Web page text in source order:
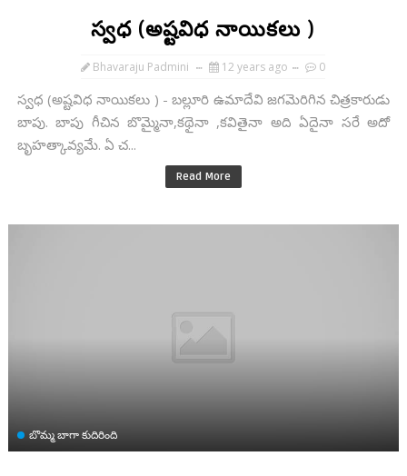
స్వధ (అష్టవిధ నాయికలు )
Bhavaraju Padmini 12 years ago 0
స్వధ (అష్టవిధ నాయికలు ) - బల్లూరి ఉమాదేవి జగమెరిగిన చిత్రకారుడు
బాపు. బాపు గీచిన బొమ్మైనా,కథైనా ,కవితైనా అది ఏదైనా సరే అదో
బృహత్కావ్యమే. ఏ చ...
Read More
బొమ్మ బాగా కుదిరింది